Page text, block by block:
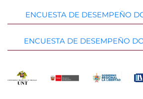
ENCUESTA DE DESEMPEÑO
ENCUESTA DE DESEMPEÑO